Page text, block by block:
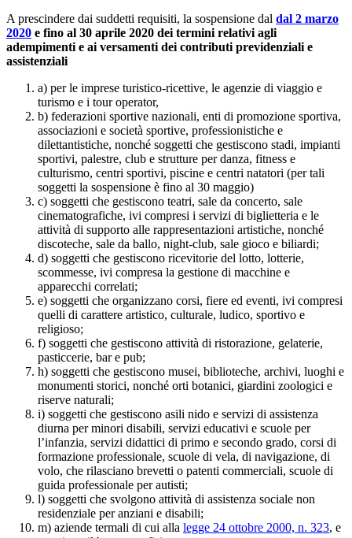
A prescindere dai suddetti requisiti, la sospensione dal dal 2 marzo
2020 e fino al 30 aprile 2020 dei termini relativi agli
adempimenti e ai versamenti dei contributi previdenziali e
assistenziali
a) per le imprese turistico-ricettive, le agenzie di viaggio e
turismo e i tour operator,
b) federazioni sportive nazionali, enti di promozione sportiva,
associazioni e società sportive, professionistiche e
dilettantistiche, nonché soggetti che gestiscono stadi, impianti
sportivi, palestre, club e strutture per danza, fitness e
culturismo, centri sportivi, piscine e centri natatori (per tali
soggetti la sospensione è fino al 30 maggio)
c) soggetti che gestiscono teatri, sale da concerto, sale
cinematografiche, ivi compresi i servizi di biglietteria e le
attività di supporto alle rappresentazioni artistiche, nonché
discoteche, sale da ballo, night-club, sale gioco e biliardi;
d) soggetti che gestiscono ricevitorie del lotto, lotterie,
scommesse, ivi compresa la gestione di macchine e
apparecchi correlati;
e) soggetti che organizzano corsi, fiere ed eventi, ivi compresi
quelli di carattere artistico, culturale, ludico, sportivo e
religioso;
f) soggetti che gestiscono attività di ristorazione, gelaterie,
pasticcerie, bar e pub;
h) soggetti che gestiscono musei, biblioteche, archivi, luoghi e
monumenti storici, nonché orti botanici, giardini zoologici e
riserve naturali;
i) soggetti che gestiscono asili nido e servizi di assistenza
diurna per minori disabili, servizi educativi e scuole per
l’infanzia, servizi didattici di primo e secondo grado, corsi di
formazione professionale, scuole di vela, di navigazione, di
volo, che rilasciano brevetti o patenti commerciali, scuole di
guida professionale per autisti;
l) soggetti che svolgono attività di assistenza sociale non
residenziale per anziani e disabili;
m) aziende termali di cui alla legge 24 ottobre 2000, n. 323, e